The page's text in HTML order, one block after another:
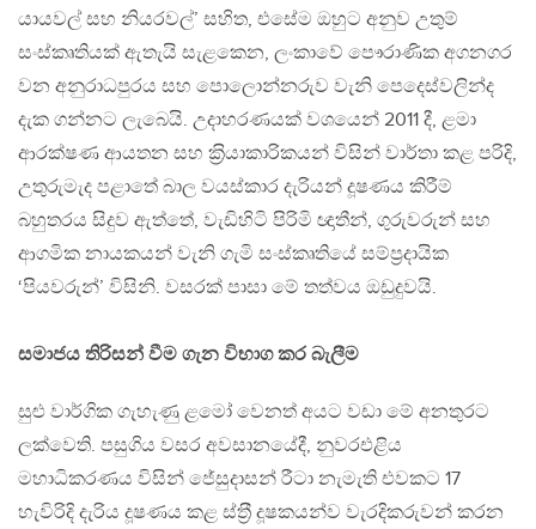
යායවල් සහ නියරවල්’ සහිත, එසේම ඔහුට අනුව උතුම්
සංස්කෘතියක් ඇතැයි සැළකෙන, ලංකාවේ පෞරාණික අගනගර
වන අනුරාධපුරය සහ පොලොන්නරුව වැනි පෙදෙස්වලින්ද
දැක ගන්නට ලැබෙයි. උදාහරණයක් වශයෙන් 2011 දී, ළමා
ආරක්ෂණ ආයතන සහ ක‍්‍රියාකාරිකයන් විසින් වාර්තා කළ පරිදි,
උතුරුමැද පළාතේ බාල වයස්කාර දැරියන් දූෂණය කිරීම්
බහුතරය සිදුව ඇත්තේ, වැඩිහිටි පිරිමි ඥාතීන්, ගුරුවරුන් සහ
ආගමික නායකයන් වැනි ගැමි සංස්කෘතියේ සම්ප‍්‍රදායික
‘පියවරුන්’ විසිනි. වසරක් පාසා මේ තත්වය ඔඩුදුවයි.
සමාජය තිරිසන් වීම ගැන විභාග කර බැලීම
සුළු වාර්ගික ගැහැණු ළමෝ වෙනත් අයට වඩා මේ අනතුරට
ලක්වෙති. පසුගිය වසර අවසානයේදී, නුවරඑළිය
මහාධිකරණය විසින් ජේසුදාසන් රීටා නැමැති එවකට 17
හැවිරිදි දැරිය දූෂණය කළ ස්ත‍්‍රී දූෂකයන්ව වැරදිකරුවන් කරන